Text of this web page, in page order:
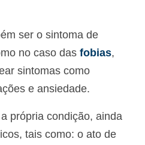
ser o sintoma de
no caso das fobias,
sintomas como
e ansiedade.
própria condição, ainda
tais como: o ato de